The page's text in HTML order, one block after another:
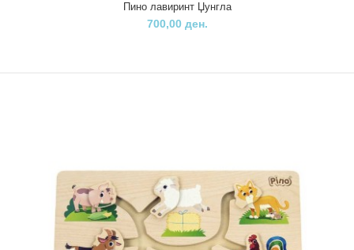
Пино експрес воз
1.300,00 ден.
Пино лавиринт Џунгла
700,00 ден.